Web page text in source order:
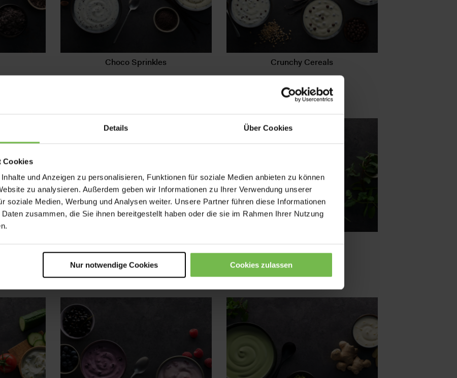
Details Über Cookies
Cookies
und Anzeigen zu personalisieren, Funktionen für soziale Medien anbieten zu können
zu analysieren. Außerdem geben wir Informationen zu Ihrer Verwendung unserer
soziale Medien, Werbung und Analysen weiter. Unsere Partner führen diese Informationen
zusammen, die Sie ihnen bereitgestellt haben oder die sie im Rahmen Ihrer Nutzung
Nur notwendige Cookies Cookies zulassen
Choco Sprinkles Crunchy Cereals
Mehr erfahren
Mehr erfahren Mehr erfahren